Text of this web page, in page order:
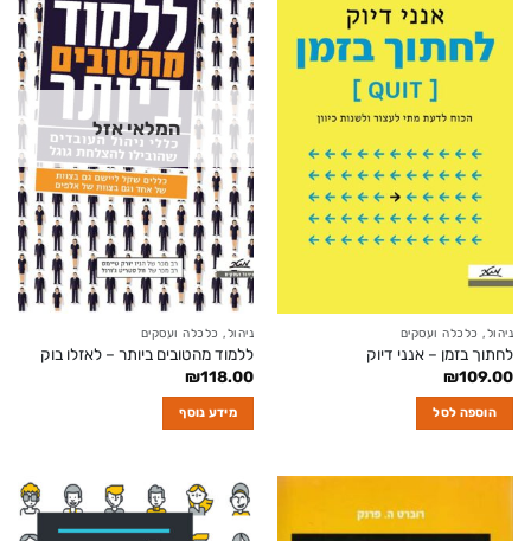
ניהול, כלכלה ועסקים
לחתוך בזמן – אנני דיוק
₪109.00
הוספה לסל
המלאי אזל
ניהול, כלכלה ועסקים
ללמוד מהטובים ביותר – לאזלו בוק
₪118.00
מידע נוסף